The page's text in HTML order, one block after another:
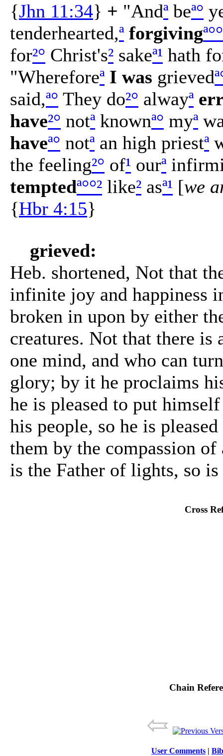
{Jhn 11:34} + "Andªbeª°
tenderhearted,ª forgivingª°°
for²° Christ's² sakeª¹ hath
"Whereforeª I was grievedª
said,ª° They do²° alwayª
have²° notªknownª° myª
haveª° notªan high priestª
the feeling²° of¹ ourª
temptedª°°² like² asª¹ [we
{Hbr 4:15}
grieved:
Heb. shortened, Not that
infinite joy and happiness
broken in upon by either
creatures. Not that there
one mind, and who can
glory; by it he proclaims
he is pleased to put
his people, so he is
them by the compassion
is the Father of lights, so
Cross
Chain
User Comments |